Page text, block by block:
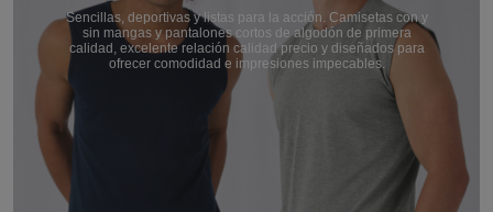
Sencillas, deportivas y listas para la acción. Camisetas con y
sin mangas y pantalones cortos de algodón de primera
calidad, excelente relación calidad precio y diseñados para
ofrecer comodidad e impresiones impecables.